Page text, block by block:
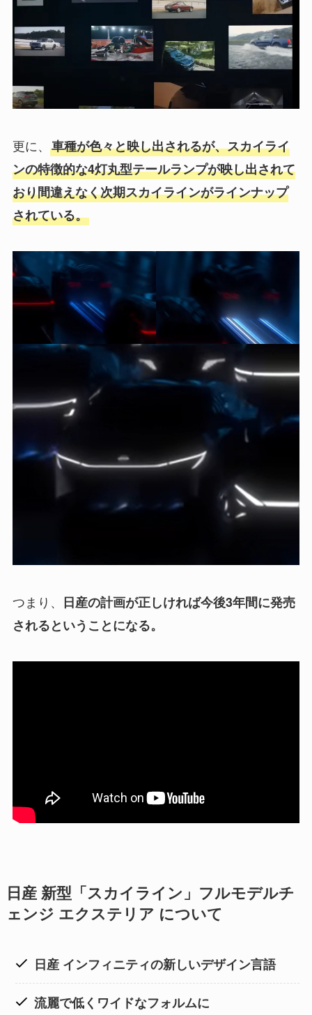
更に、 車種が色々と映し出されるが、スカイライ
ンの特徴的な4灯丸型テールランプが映し出されて
おり間違えなく次期スカイラインがラインナップ
されている。
つまり、 日産の計画が正しければ今後3年間に発売
されるということになる。
日産 新型「スカイライン」フルモデルチ
ェンジ エクステリア について
日産 インフィニティの新しいデザイン言語
流麗で低くワイドなフォルムに